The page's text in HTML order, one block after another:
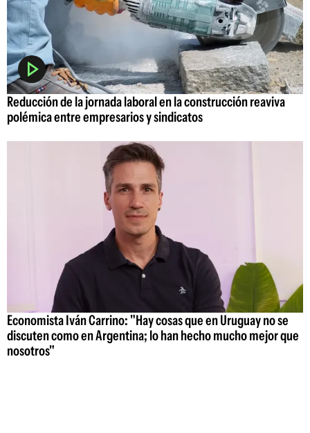
Reducción de la jornada laboral en la construcción reaviva
polémica entre empresarios y sindicatos
Economista Iván Carrino: "Hay cosas que en Uruguay no se
discuten como en Argentina; lo han hecho mucho mejor que
nosotros"